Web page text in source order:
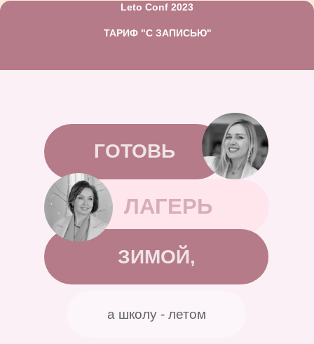
ТАРИФ "С ЗАПИСЬЮ"
Leto Conf 2023
ГОТОВЬ
ЛАГЕРЬ
а школу - летом
ЗИМОЙ,